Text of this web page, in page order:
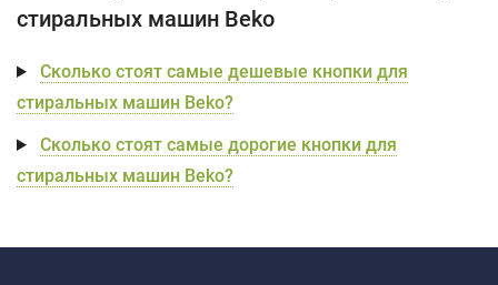
стиральных машин Beko
Сколько стоят самые дешевые кнопки для
стиральных машин Beko?
Сколько стоят самые дорогие кнопки для
стиральных машин Beko?